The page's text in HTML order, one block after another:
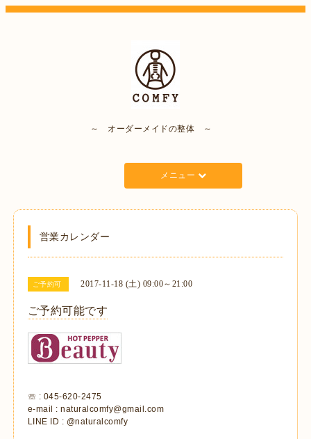
～ オーダーメイドの整体 ～
メニュー
営業カレンダー
ご予約可 2017-11-18 (土) 09:00～21:00
ご予約可能です
☏ : 045-620-2475
e-mail : naturalcomfy@gmail.com
LINE ID : @naturalcomfy